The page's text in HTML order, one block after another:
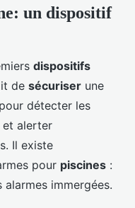
un dispositif
dispositifs
de sécuriser une
détecter les
et alerter
Il existe
pour piscines :
immergées.